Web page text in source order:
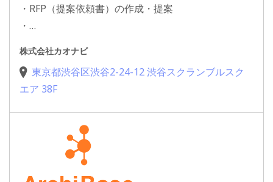
・RFP（提案依頼書）の作成・提案
・…
株式会社カオナビ
東京都渋谷区渋谷2-24-12 渋谷スクランブルスク
エア 38F